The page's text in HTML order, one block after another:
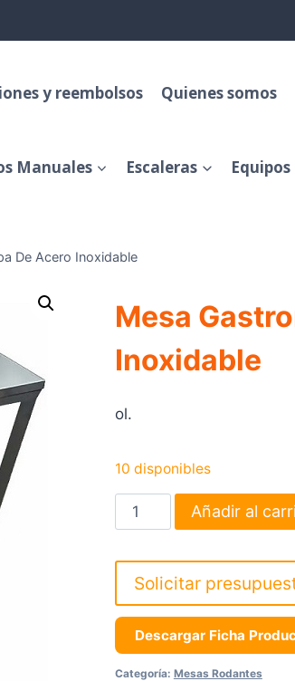
y reembolsos Quienes somos
Manuales Escaleras
De Acero Inoxidable
Mesa
Inoxidable
ol.
10 disponibles
Mesa
Gastronomica
Acero
Inoxidable
cantidad
Añadir al
Solicitar
Descargar Ficha
Categoría: Mesas Rodantes